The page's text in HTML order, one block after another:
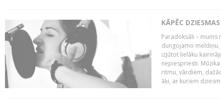
KĀPĒC
Paradoksāli – mums
dungojamo
izjūtot lielāku
nepiespriesti.
ritmu, vārdiem,
āķi, ar kuriem